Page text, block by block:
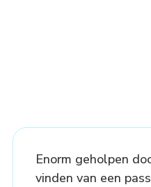
Enorm geholpen
vinden van een